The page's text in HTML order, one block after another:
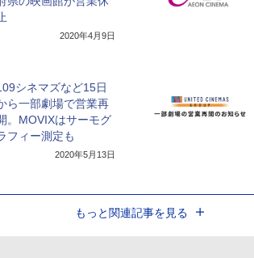
2020年4月9日
シネマズなど15日
ら一部劇場で営業再
。MOVIXはサーモグ
フィー測定も
2020年5月13日
もっと関連記事を見る